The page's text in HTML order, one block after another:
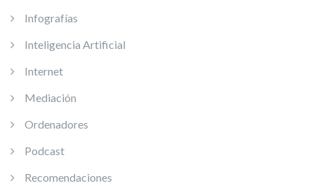
Infografías
Inteligencia Artificial
Internet
Mediación
Ordenadores
Podcast
Recomendaciones